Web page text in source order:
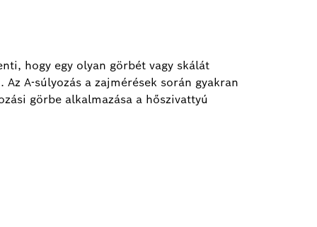
hogy egy olyan görbét vagy skálát
A-súlyozás a zajmérések során gyakran
görbe alkalmazása a hőszivattyú